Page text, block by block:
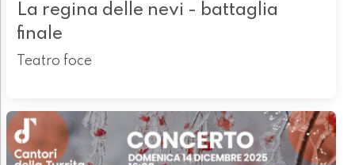
La regina delle nevi - battaglia
finale
Teatro foce